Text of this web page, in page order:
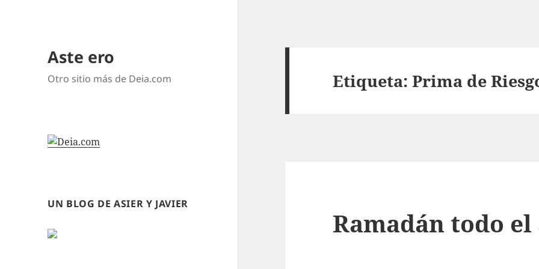
Aste ero
Otro sitio más de Deia.com
UN BLOG DE ASIER Y JAVIER
Etiqueta:Prima de
Ramadán todo el